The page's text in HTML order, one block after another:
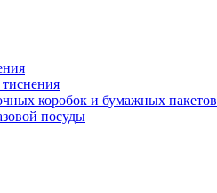
коробок и бумажных пакетов
посуды